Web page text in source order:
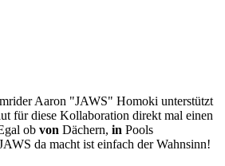
Aaron "JAWS" Homoki unterstützt
für diese Kollaboration direkt mal einen
ob von Dächern, in Pools
da macht ist einfach der Wahnsinn!